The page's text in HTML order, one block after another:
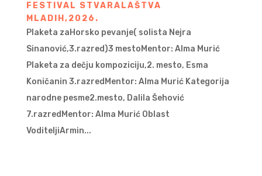
FESTIVAL STVARALAŠTVA
MLADIH,2026.
Plaketa zaHorsko pevanje( solista Nejra
Sinanović,3.razred)3 mestoMentor: Alma Murić
Plaketa za dečju kompoziciju,2. mesto, Esma
Koničanin 3.razredMentor: Alma Murić Kategorija
narodne pesme2.mesto, Dalila Šehović
7.razredMentor: Alma Murić Oblast
VoditeljiArmin...